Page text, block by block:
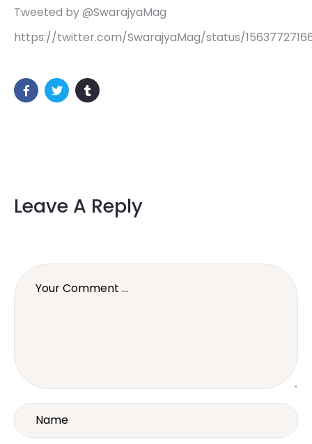
Tweeted by @SwarajyaMag
https://twitter.com/SwarajyaMag/status/
Leave A Reply